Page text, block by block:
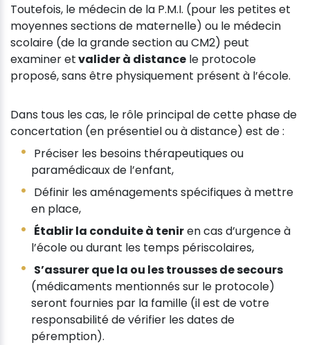
Toutefois, le médecin de la P.M.I. (pour les petites et
moyennes sections de maternelle) ou le médecin
scolaire (de la grande section au CM2) peut
examiner etvalider à distance le protocole
proposé, sans être physiquement présent à l’école.
Dans tous les cas, le rôle principal de cette phase de
concertation (en présentiel ou à distance) est de :
Préciser les besoins thérapeutiques ou
paramédicaux de l’enfant,
Définir les aménagements spécifiques à mettre
en place,
Établir la conduite à teniren cas d’urgence à
l’école ou durant les temps périscolaires,
S’assurer que la ou les trousses de secours
(médicaments mentionnés sur le protocole)
seront fournies par la famille (il est de votre
responsabilité de vérifier les dates de
péremption).